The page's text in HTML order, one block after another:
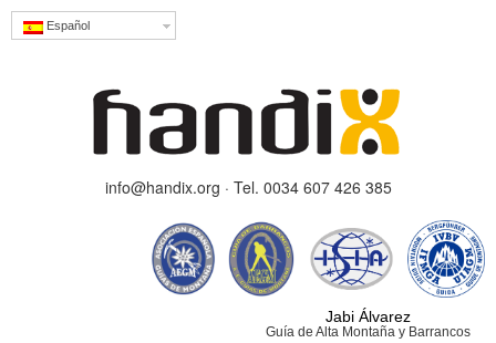
Español
info@handix.org · Tel. 0034 607 426 385
Jabi Álvarez
Guía de Alta Montaña y Barrancos